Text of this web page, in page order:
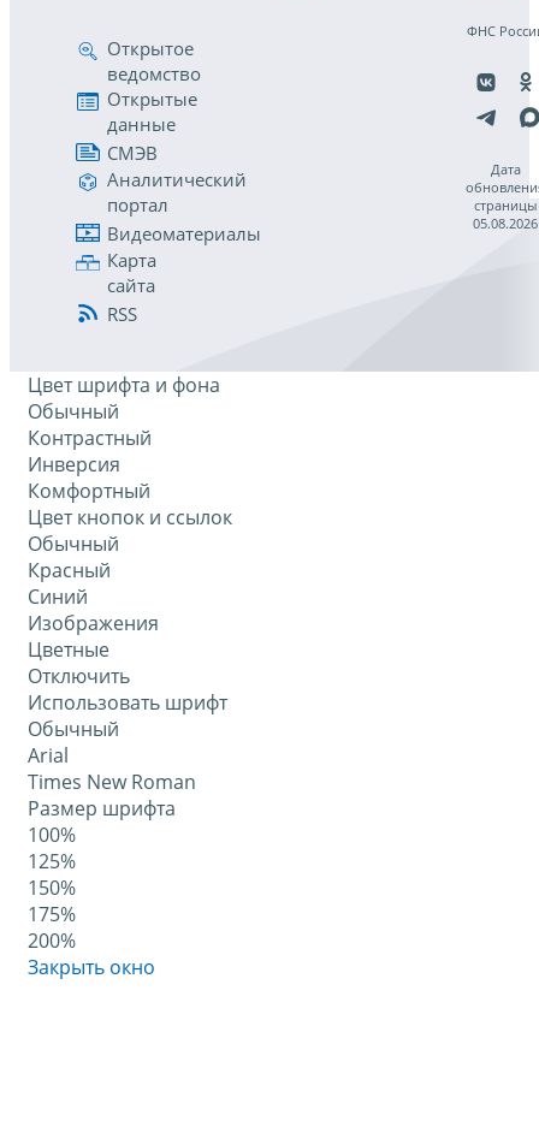
Открытое
ведомство
Открытые
данные
СМЭВ
Аналитический
портал
Видеоматериалы
Карта
сайта
RSS
ФНС
Дата
страницы
05.08.2026
Цвет шрифта и фона
Обычный
Контрастный
Инверсия
Комфортный
Цвет кнопок и ссылок
Обычный
Красный
Синий
Изображения
Цветные
Отключить
Использовать шрифт
Обычный
Arial
Times New Roman
Размер шрифта
100%
125%
150%
175%
200%
Закрыть окно